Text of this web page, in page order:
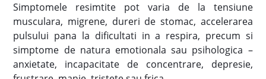
Simptomele resimtite pot varia de la tensiune
musculara, migrene, dureri de stomac, accelerarea
pulsului pana la dificultati in a respira, precum si
simptome de natura emotionala sau psihologica –
anxietate, incapacitate de concentrare, depresie,